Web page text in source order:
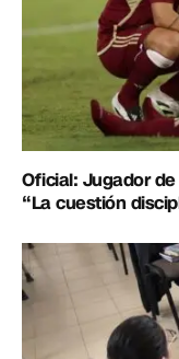
Oficial: Jugador
“La cuestión